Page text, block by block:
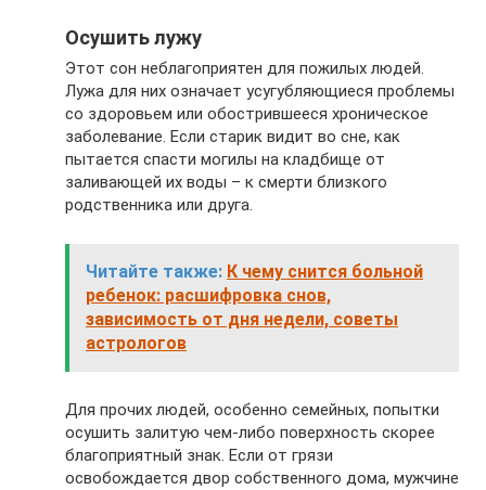
Осушить лужу
Этот сон неблагоприятен для пожилых людей.
Лужа для них означает усугубляющиеся проблемы
со здоровьем или обострившееся хроническое
заболевание. Если старик видит во сне, как
пытается спасти могилы на кладбище от
заливающей их воды – к смерти близкого
родственника или друга.
Читайте также: К чему снится больной
ребенок: расшифровка снов,
зависимость от дня недели, советы
астрологов
Для прочих людей, особенно семейных, попытки
осушить залитую чем-либо поверхность скорее
благоприятный знак. Если от грязи
освобождается двор собственного дома, мужчине